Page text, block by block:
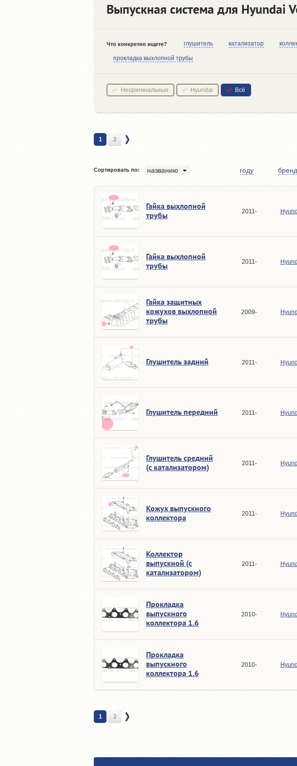
Выпускная система для Hyundai
Что конкретно ищете? глушитель катализатор
прокладка выхлопной трубы
Неоригинальные Hyundai Всё
1 2
Сортировать по: названию году
Гайка выхлопной
трубы
2011-
Гайка выхлопной
трубы
2011-
Гайка защитных
кожухов выхлопной
трубы
2009-
Глушитель задний 2011-
Глушитель передний 2011-
Глушитель средний
(с катализатором)
2011-
Кожух выпускного
коллектора
2011-
Коллектор
выпускной (с
катализатором)
2011-
Прокладка
выпускного
коллектора 1.6
2010-
Прокладка
выпускного
коллектора 1.6
2010-
1 2